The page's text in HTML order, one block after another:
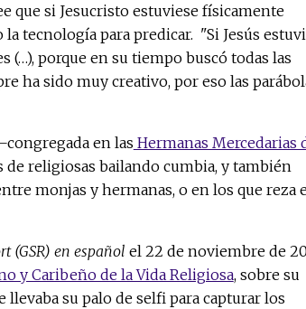
que si Jesucristo estuviese físicamente
tecnología para predicar. "Si Jesús
(…), porque en su tiempo buscó todas las
ha sido muy creativo, por eso las
en las Hermanas Mercedarias
religiosas bailando cumbia, y también
monjas y hermanas, o en los que reza
(GSR) en español el 22 de noviembre de
y Caribeño de la Vida Religiosa, sobre su
su palo de selfi para capturar los